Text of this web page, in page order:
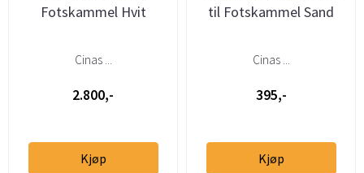
Fotskammel Hvit
Cinas ...
2.800,-
Kjøp
til Fotskammel Sand
Cinas ...
395,-
Kjøp